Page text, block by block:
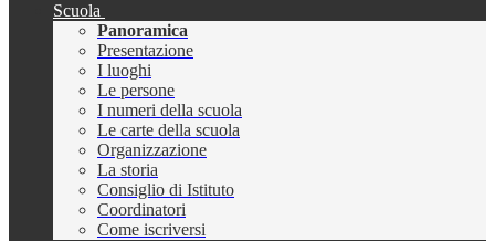
Scuola
Panoramica
Presentazione
I luoghi
Le persone
I numeri della scuola
Le carte della scuola
Organizzazione
La storia
Consiglio di Istituto
Coordinatori
Come iscriversi